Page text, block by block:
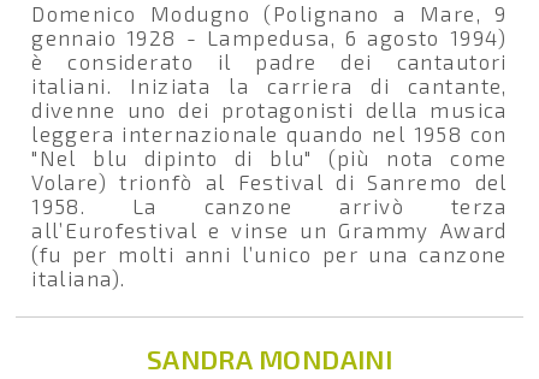
Domenico Modugno (Polignano a Mare, 9
gennaio 1928 - Lampedusa, 6 agosto 1994)
è considerato il padre dei cantautori
italiani. Iniziata la carriera di cantante,
divenne uno dei protagonisti della musica
leggera internazionale quando nel 1958 con
"Nel blu dipinto di blu" (più nota come
Volare) trionfò al Festival di Sanremo del
1958. La canzone arrivò terza
all’Eurofestival e vinse un Grammy Award
(fu per molti anni l’unico per una canzone
italiana).
SANDRA MONDAINI